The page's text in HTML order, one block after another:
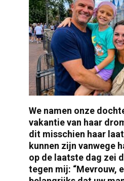
We namen onze
vakantie van haar
dit misschien haar
kunnen zijn vanwege
op de laatste dag zei
tegen mij: “Mevrouw,